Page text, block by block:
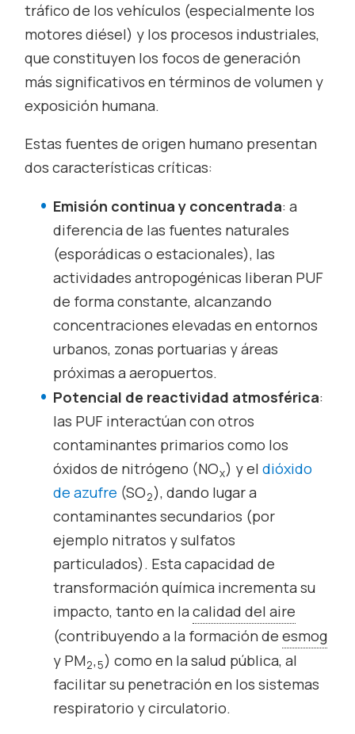
tráfico de los vehículos (especialmente los
motores diésel) y los procesos industriales,
que constituyen los focos de generación
más significativos en términos de volumen y
exposición humana.
Estas fuentes de origen humano presentan
dos características críticas:
Emisión continua y concentrada: a
diferencia de las fuentes naturales
(esporádicas o estacionales), las
actividades antropogénicas liberan PUF
de forma constante, alcanzando
concentraciones elevadas en entornos
urbanos, zonas portuarias y áreas
próximas a aeropuertos.
Potencial de reactividad atmosférica:
las PUF interactúan con otros
contaminantes primarios como los
óxidos de nitrógeno (NOx) y eldióxido
de azufre (SO2), dando lugar a
contaminantes secundarios (por
ejemplo nitratos y sulfatos
particulados). Esta capacidad de
transformación química incrementa su
impacto, tanto en lacalidad del aire
(contribuyendo a la formación deesmog
y PM2,5) como en la salud pública, al
facilitar su penetración en los sistemas
respiratorio y circulatorio.